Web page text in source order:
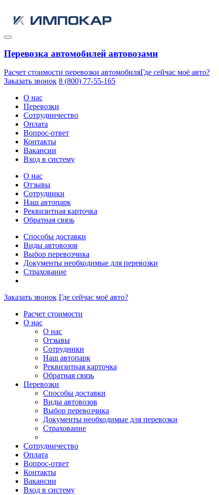
Перевозка автомобилей автовозами
Расчет стоимости перевозки автомобиляГде сейчас моё авто?
Заказать звонок 8 (800) 77-55-165
О нас
Перевозки
Сотрудничество
Оплата
Вопрос-ответ
Контакты
Вакансии
Вход в систему
О нас
Отзывы
Сотрудники
Наш автопарк
Реквизитная карточка
Обратная связь
Способы доставки
Виды автовозов
Выбор перевозчика
Документы необходимые для перевозки
Страхование
Заказать звонок Где сейчас моё авто?
Расчет стоимости
О нас
О нас
Отзывы
Сотрудники
Наш автопарк
Реквизитная карточка
Обратная связь
Перевозки
Способы доставки
Виды автовозов
Выбор перевозчика
Документы необходимые для перевозки
Страхование
Сотрудничество
Оплата
Вопрос-ответ
Контакты
Вакансии
Вход в систему